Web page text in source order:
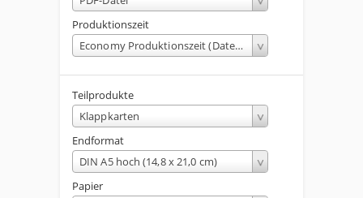
Produktionszeit
Economy Produktionszeit (Dateneingang bis 13:00 Uhr)
Teilprodukte
Klappkarten
Endformat
DIN A5 hoch (14,8 x 21,0 cm)
Papier